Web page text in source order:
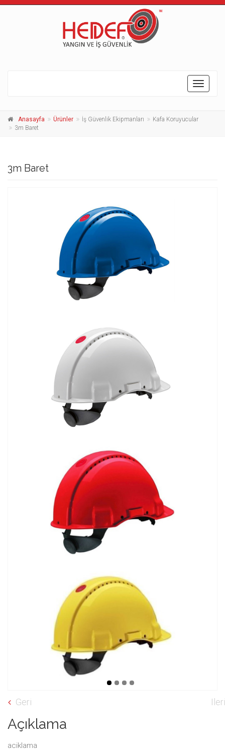
Toggle
Anasayfa Ürünler İş Güvenlik Ekipmanları
Kafa Koruyucular
3m Baret
3m Baret
Geri Ileri
Açıklama
aciklama